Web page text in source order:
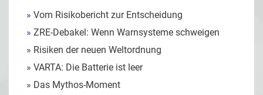
» Vom Risikobericht zur Entscheidung
» ZRE-Debakel: Wenn Warnsysteme schweigen
» Risiken der neuen Weltordnung
» VARTA: Die Batterie ist leer
» Das Mythos-Moment